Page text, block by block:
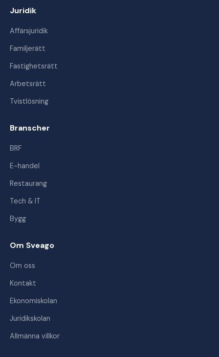
Juridik
Affärsjuridik
Familjerätt
Fastighetsrätt
Arbetsrätt
Tvistlösning
Branscher
BRF
E-handel
Restaurang
Tech & IT
Bygg
Om Sveago
Om oss
Kontakt
Ekonomiskolan
Juridikskolan
Allmänna villkor